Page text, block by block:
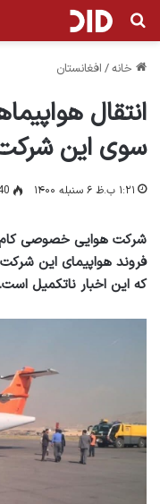
جستجو برای
خانه/ افغانستان
انتقال
سوی این
۱:۲۱ ب.ظ ۶ سنبله ۱۴۰۰
فروند هواپیمای این
که این اخبار ناتکمیل‌ است.